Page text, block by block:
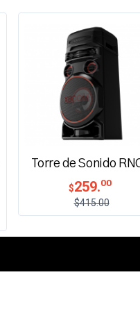
Torre de Sonido
$259.00
$415.00